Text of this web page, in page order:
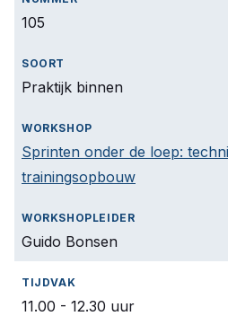
105
Praktijk binnen
Sprinten onder de loep:
trainingsopbouw
Guido Bonsen
11.00 - 12.30 uur